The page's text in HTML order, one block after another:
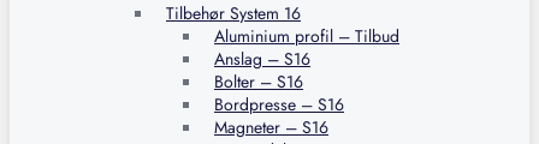
Tilbehør System 16
Aluminium profil – Tilbud
Anslag – S16
Bolter – S16
Bordpresse – S16
Magneter – S16